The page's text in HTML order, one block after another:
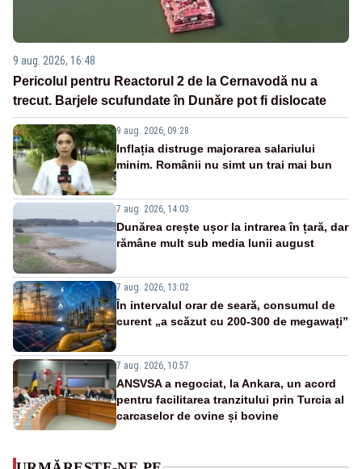
9 aug. 2026, 16:48
Pericolul pentru Reactorul 2 de la Cernavodă nu a
trecut. Barjele scufundate în Dunăre pot fi dislocate
9 aug. 2026, 09:28
Inflația distruge majorarea salariului
minim. Românii nu simt un trai mai bun
7 aug. 2026, 14:03
Dunărea crește ușor la intrarea în țară, dar
rămâne mult sub media lunii august
7 aug. 2026, 13:02
În intervalul orar de seară, consumul de
curent „a scăzut cu 200-300 de megawați”
7 aug. 2026, 10:57
ANSVSA a negociat, la Ankara, un acord
pentru facilitarea tranzitului prin Turcia al
carcaselor de ovine și bovine